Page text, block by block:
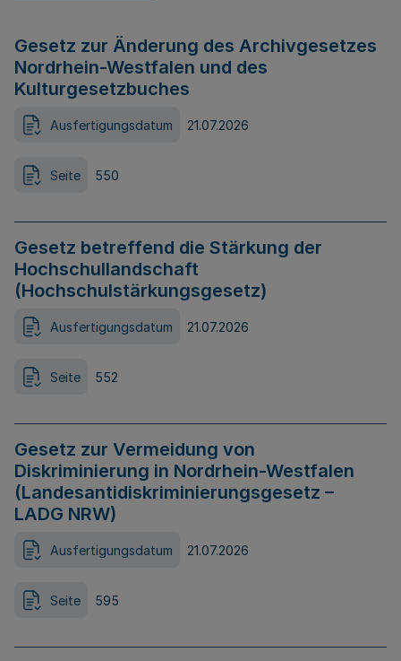
Gesetz zur Änderung des Archivgesetzes
Nordrhein-Westfalen und des
Kulturgesetzbuches
Ausfertigungsdatum 21.07.2026
Seite 550
Gesetz betreffend die Stärkung der
Hochschullandschaft
(Hochschulstärkungsgesetz)
Ausfertigungsdatum 21.07.2026
Seite 552
Gesetz zur Vermeidung von
Diskriminierung in Nordrhein-Westfalen
(Landesantidiskriminierungsgesetz –
LADG NRW)
Ausfertigungsdatum 21.07.2026
Seite 595